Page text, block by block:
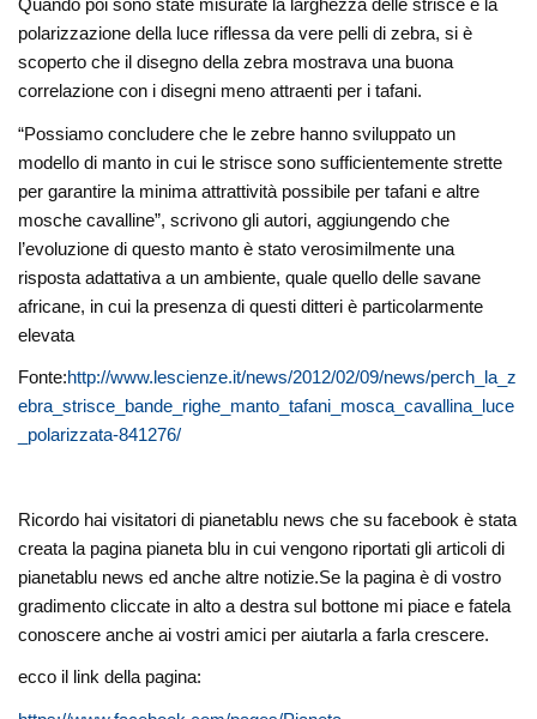
Quando poi sono state misurate la larghezza delle strisce e la
polarizzazione della luce riflessa da vere pelli di zebra, si è
scoperto che il disegno della zebra mostrava una buona
correlazione con i disegni meno attraenti per i tafani.
“Possiamo concludere che le zebre hanno sviluppato un
modello di manto in cui le strisce sono sufficientemente strette
per garantire la minima attrattività possibile per tafani e altre
mosche cavalline”, scrivono gli autori, aggiungendo che
l’evoluzione di questo manto è stato verosimilmente una
risposta adattativa a un ambiente, quale quello delle savane
africane, in cui la presenza di questi ditteri è particolarmente
elevata
Fonte:http://www.lescienze.it/news/2012/02/09/news/perch_la_z
ebra_strisce_bande_righe_manto_tafani_mosca_cavallina_luce
_polarizzata-841276/
Ricordo hai visitatori di pianetablu news che su facebook è stata
creata la pagina pianeta blu in cui vengono riportati gli articoli di
pianetablu news ed anche altre notizie.Se la pagina è di vostro
gradimento cliccate in alto a destra sul bottone mi piace e fatela
conoscere anche ai vostri amici per aiutarla a farla crescere.
ecco il link della pagina: